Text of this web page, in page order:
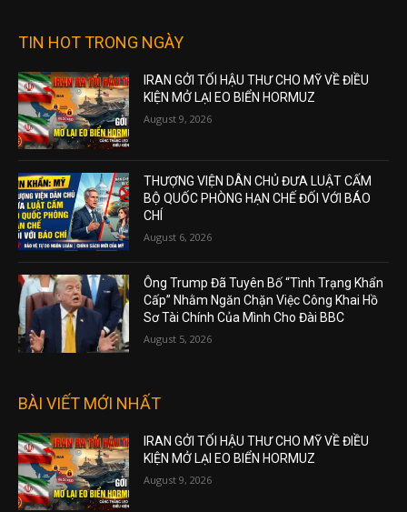
TIN HOT TRONG NGÀY
IRAN GỞI TỐI HẬU THƯ CHO MỸ VỀ ĐIỀU
KIỆN MỞ LẠI EO BIỂN HORMUZ
August 9, 2026
THƯỢNG VIỆN DÂN CHỦ ĐƯA LUẬT CẤM
BỘ QUỐC PHÒNG HẠN CHẾ ĐỐI VỚI BÁO
CHÍ
August 6, 2026
Ông Trump Đã Tuyên Bố “Tình Trạng Khẩn
Cấp” Nhằm Ngăn Chặn Việc Công Khai Hồ
Sơ Tài Chính Của Mình Cho Đài BBC
August 5, 2026
BÀI VIẾT MỚI NHẤT
IRAN GỞI TỐI HẬU THƯ CHO MỸ VỀ ĐIỀU
KIỆN MỞ LẠI EO BIỂN HORMUZ
August 9, 2026